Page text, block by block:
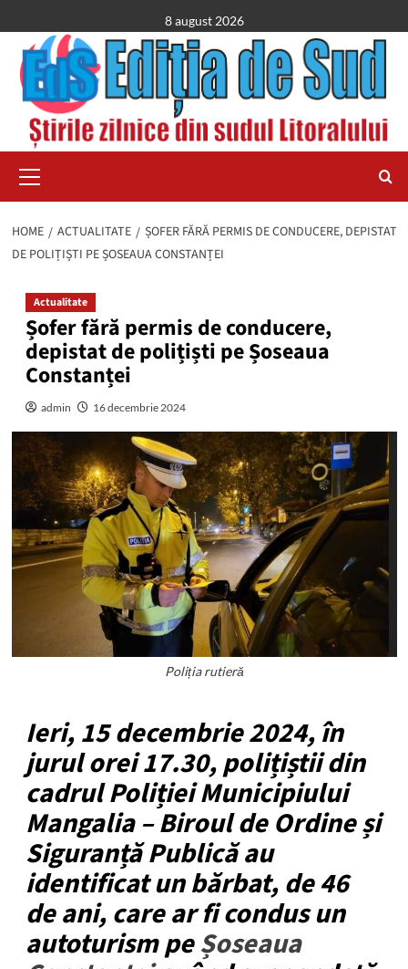
to
content
8 august 2026
Menu
HOME ACTUALITATE
ȘOFER FĂRĂ PERMIS DE CONDUCERE, DEPISTAT
DE POLIȚIȘTI PE ȘOSEAUA CONSTANȚEI
Actualitate
Șofer fără permis de conducere,
depistat de polițiști pe Șoseaua
Constanței
admin 16 decembrie 2024
Poliția rutieră
Ieri, 15 decembrie 2024, în
jurul orei 17.30, polițiștii din
cadrul Poliției Municipiului
Mangalia – Biroul de Ordine și
Siguranță Publică au
identificat un bărbat, de 46
de ani, care ar fi condus un
autoturism peȘoseaua